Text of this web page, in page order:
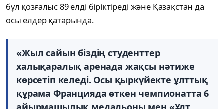
бұл қозғалыс 89 елді біріктіреді және Қазақстан да
осы елдер қатарында.
«Жыл сайын біздің студенттер
халықаралық аренада жақсы нәтиже
көрсетіп келеді. Осы қыркүйекте ұлттық
құрама Францияда өткен чемпионатта 6